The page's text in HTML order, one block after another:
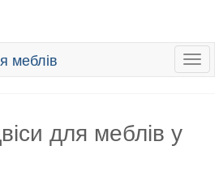
меблів
для меблів у